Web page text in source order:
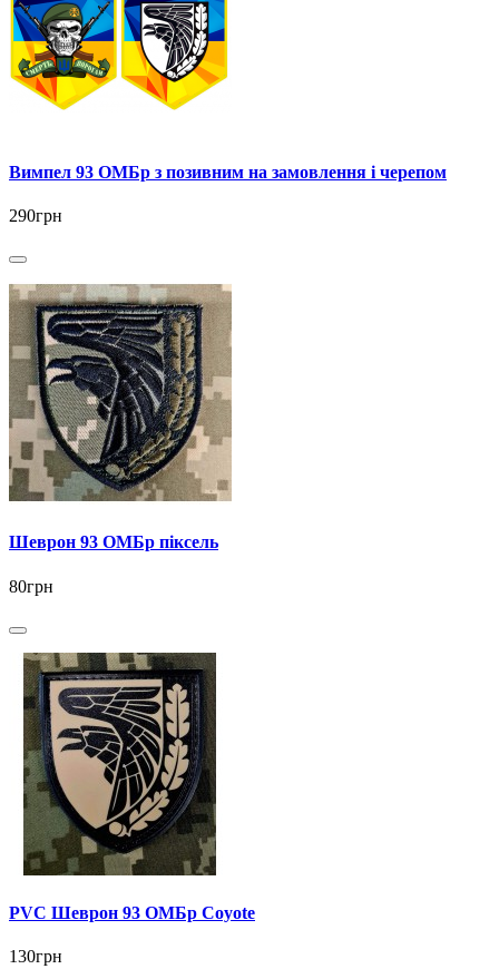
Вимпел 93 ОМБр з позивним на замовлення і черепом
290грн
Шеврон 93 ОМБр піксель
80грн
PVC Шеврон 93 ОМБр Coyote
130грн